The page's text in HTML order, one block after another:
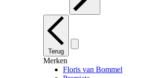
Terug
Merken
Floris van Bommel